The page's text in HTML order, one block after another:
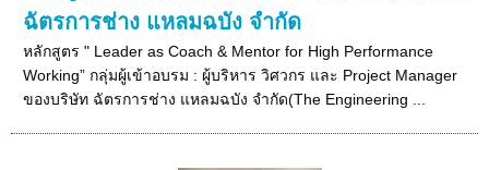
ฉัตรการช่าง แหลมฉบัง จำกัด
หลักสูตร " Leader as Coach & Mentor for High Performance
Working” กลุ่มผู้เข้าอบรม : ผู้บริหาร วิศวกร และ Project Manager
ของบริษัท ฉัตรการช่าง แหลมฉบัง จำกัด(The Engineering ...